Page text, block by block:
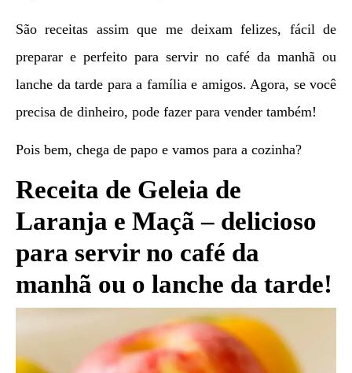
São receitas assim que me deixam felizes, fácil de
preparar e perfeito para servir no café da manhã ou
lanche da tarde para a família e amigos. Agora, se você
precisa de dinheiro, pode fazer para vender também!
Pois bem, chega de papo e vamos para a cozinha?
Receita de Geleia de
Laranja e Maçã – delicioso
para servir no café da
manhã ou o lanche da tarde!